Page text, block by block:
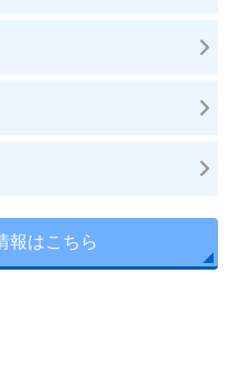
報はこちら